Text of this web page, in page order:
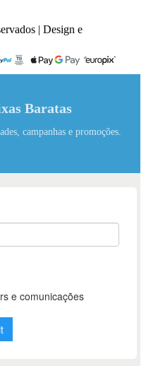
| Design e
Baratas
campanhas e promoções.